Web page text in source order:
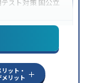
スト対策 国公立
能オンライン対
リット・
メリット